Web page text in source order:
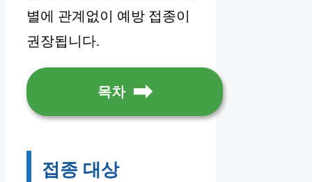
별에 관계없이 예방 접종이
권장됩니다.
목차
접종 대상